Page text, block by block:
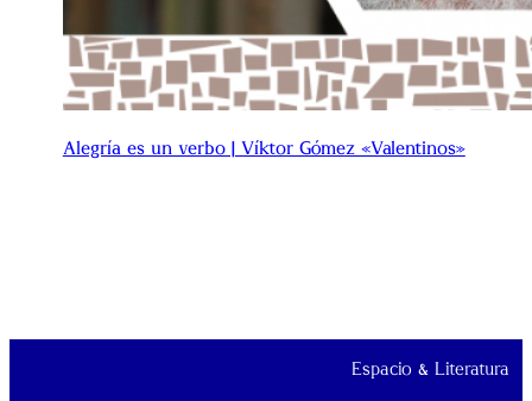
Alegría es un verbo | Víktor Gómez «Valentinos»
Espacio & Literatura